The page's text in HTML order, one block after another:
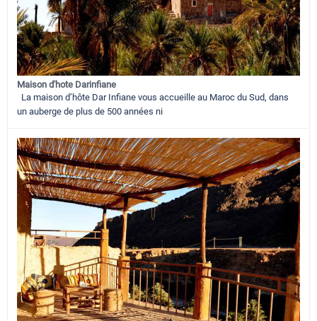
Maison d'hote Darinfiane
La maison d’hôte Dar Infiane vous accueille au Maroc du Sud, dans
un auberge de plus de 500 années ni